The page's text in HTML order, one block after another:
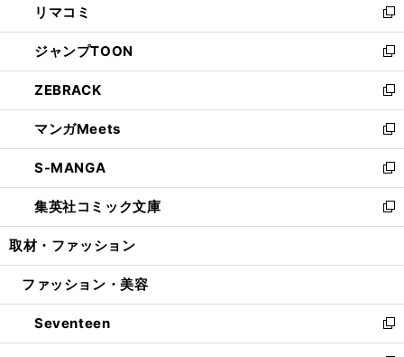
で
開
く
ド
ウ
で
開
く
ィ
ン
ド
ウ
で
開
く
い
ウ
ィ
ン
ド
ウ
で
開
く
リマコミ
新
し
い
ウ
ィ
ン
ド
ウ
で
開
く
ジャンプTOON
新
し
い
ウ
ィ
ン
ド
ウ
で
開
ZEBRACK
新
し
い
ウ
ィ
ン
ド
ウ
開
マンガMeets
新
し
い
ウ
ィ
ン
ウ
開
く
S-MANGA
新
し
い
ウ
ン
ウ
で
開
集英社コミック文庫
新
し
ウ
ン
ド
ウ
取材・ファッション
ファッション・美容
Seventeen
新
し